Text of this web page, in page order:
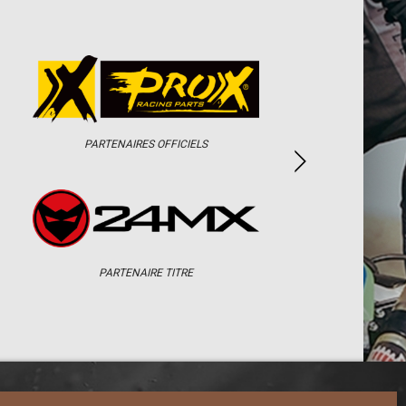
PARTENAIRES OFFICIELS
PARTENAIRE TITRE